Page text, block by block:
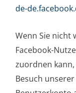
de​-
Wenn Sie nicht
Face­book-
zuord­nen
Besuch